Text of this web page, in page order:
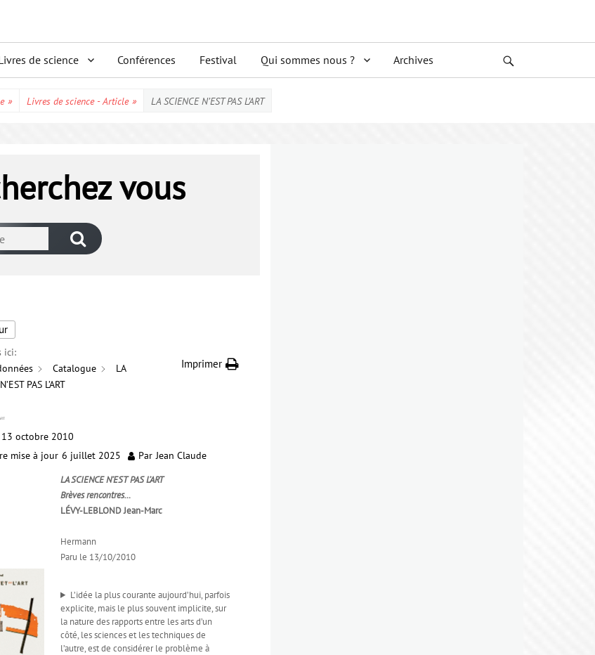
de science Conférences Festival Qui sommes nous ? Archives
» Livres de science - Article » LA SCIENCE N’EST PAS L’ART
vous
ici:
Catalogue
LA
PAS L’ART
Imprimer
13 octobre 2010
mise à jour 6 juillet 2025 Par Jean Claude
LA SCIENCE N’EST PAS L’ART
Brèves rencontres…
LÉVY-LEBLOND Jean-Marc
Hermann
Paru le 13/10/2010
L’idée la plus courante aujourd’hui, parfois
explicite, mais le plus souvent implicite, sur
la nature des rapports entre les arts d’un
côté, les sciences et les techniques de
l’autre, est de considérer le problème à